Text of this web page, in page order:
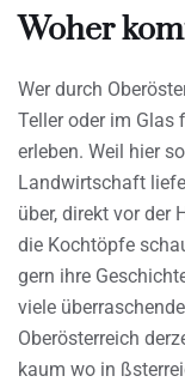
Woher
Wer durch
Teller oder im Glas
erleben. Weil hier
Landwirtschaft
über, direkt vor der
die Kochtöpfe
gern ihre
viele
Oberösterreich
kaum wo in